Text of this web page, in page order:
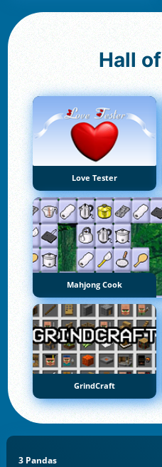
Hall of
Love Tester
Mahjong Cook
GrindCraft
3 Pandas